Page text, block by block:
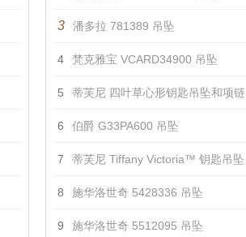
3 潘多拉 781389 吊坠
4 梵克雅宝 VCARD34900 吊坠
5 蒂芙尼 四叶草心形钥匙吊坠和项链 吊坠
6 伯爵 G33PA600 吊坠
7 蒂芙尼 Tiffany Victoria™ 钥匙吊坠项链 吊坠
8 施华洛世奇 5428336 吊坠
9 施华洛世奇 5512095 吊坠